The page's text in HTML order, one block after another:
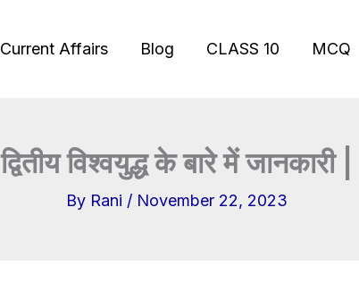
Current Affairs Blog CLASS 10 MCQ
द्वितीय विश्वयुद्ध के बारे में जानकारी |
By Rani / November 22, 2023